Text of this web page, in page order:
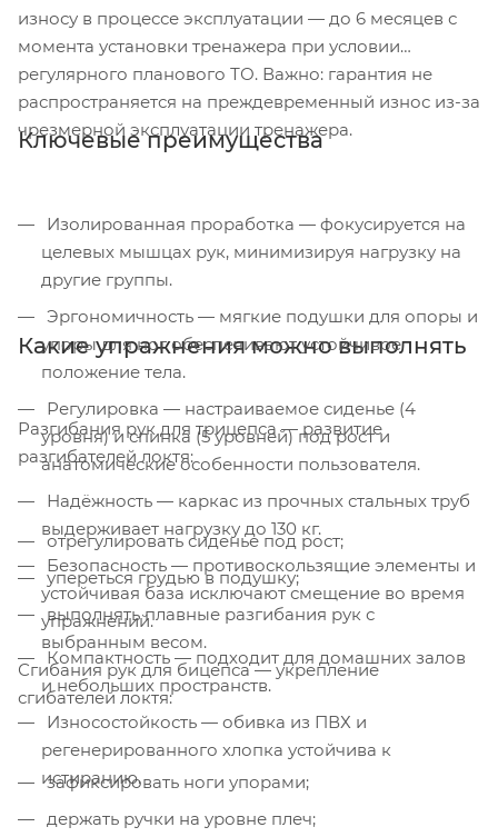
износу в процессе эксплуатации — до 6 месяцев с
момента установки тренажера при условии
регулярного планового ТО. Важно: гарантия не
распространяется на преждевременный износ из-за
чрезмерной эксплуатации тренажера.
Ключевые преимущества
целевых мышцах рук, минимизируя нагрузку на
другие группы.
упоры для ног обеспечивают устойчивое
положение тела.
уровня) и спинка (5 уровней) под рост и
анатомические особенности пользователя.
выдерживает нагрузку до 130 кг.
устойчивая база исключают смещение во время
упражнений.
и небольших пространств.
регенерированного хлопка устойчива к
истиранию.
Какие упражнения можно выполнять
Разгибания рук для трицепса — развитие
разгибателей локтя:
отрегулировать сиденье под рост;
упереться грудью в подушку;
выполнять плавные разгибания рук с
выбранным весом.
Сгибания рук для бицепса — укрепление
сгибателей локтя:
зафиксировать ноги упорами;
держать ручки на уровне плеч;